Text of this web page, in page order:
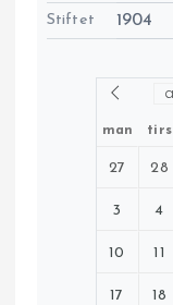
Stiftet 1904
man tirs
27 28
3 4
10 11
17 18